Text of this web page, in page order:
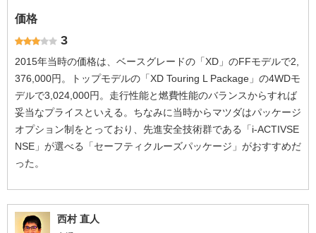
価格
3
2015年当時の価格は、ベースグレードの「XD」のFFモデルで2,
376,000円。トップモデルの「XD Touring L Package」の4WDモ
デルで3,024,000円。走行性能と燃費性能のバランスからすれば
妥当なプライスといえる。ちなみに当時からマツダはパッケージ
オプション制をとっており、先進安全技術群である「i-ACTIVSE
NSE」が選べる「セーフティクルーズパッケージ」がおすすめだ
った。
西村 直人